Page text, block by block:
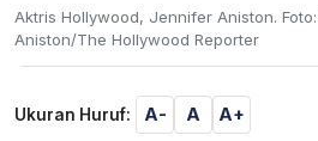
Aktris Hollywood, Jennifer Aniston.
Aniston/The Hollywood Reporter
Ukuran Huruf: A- A A+